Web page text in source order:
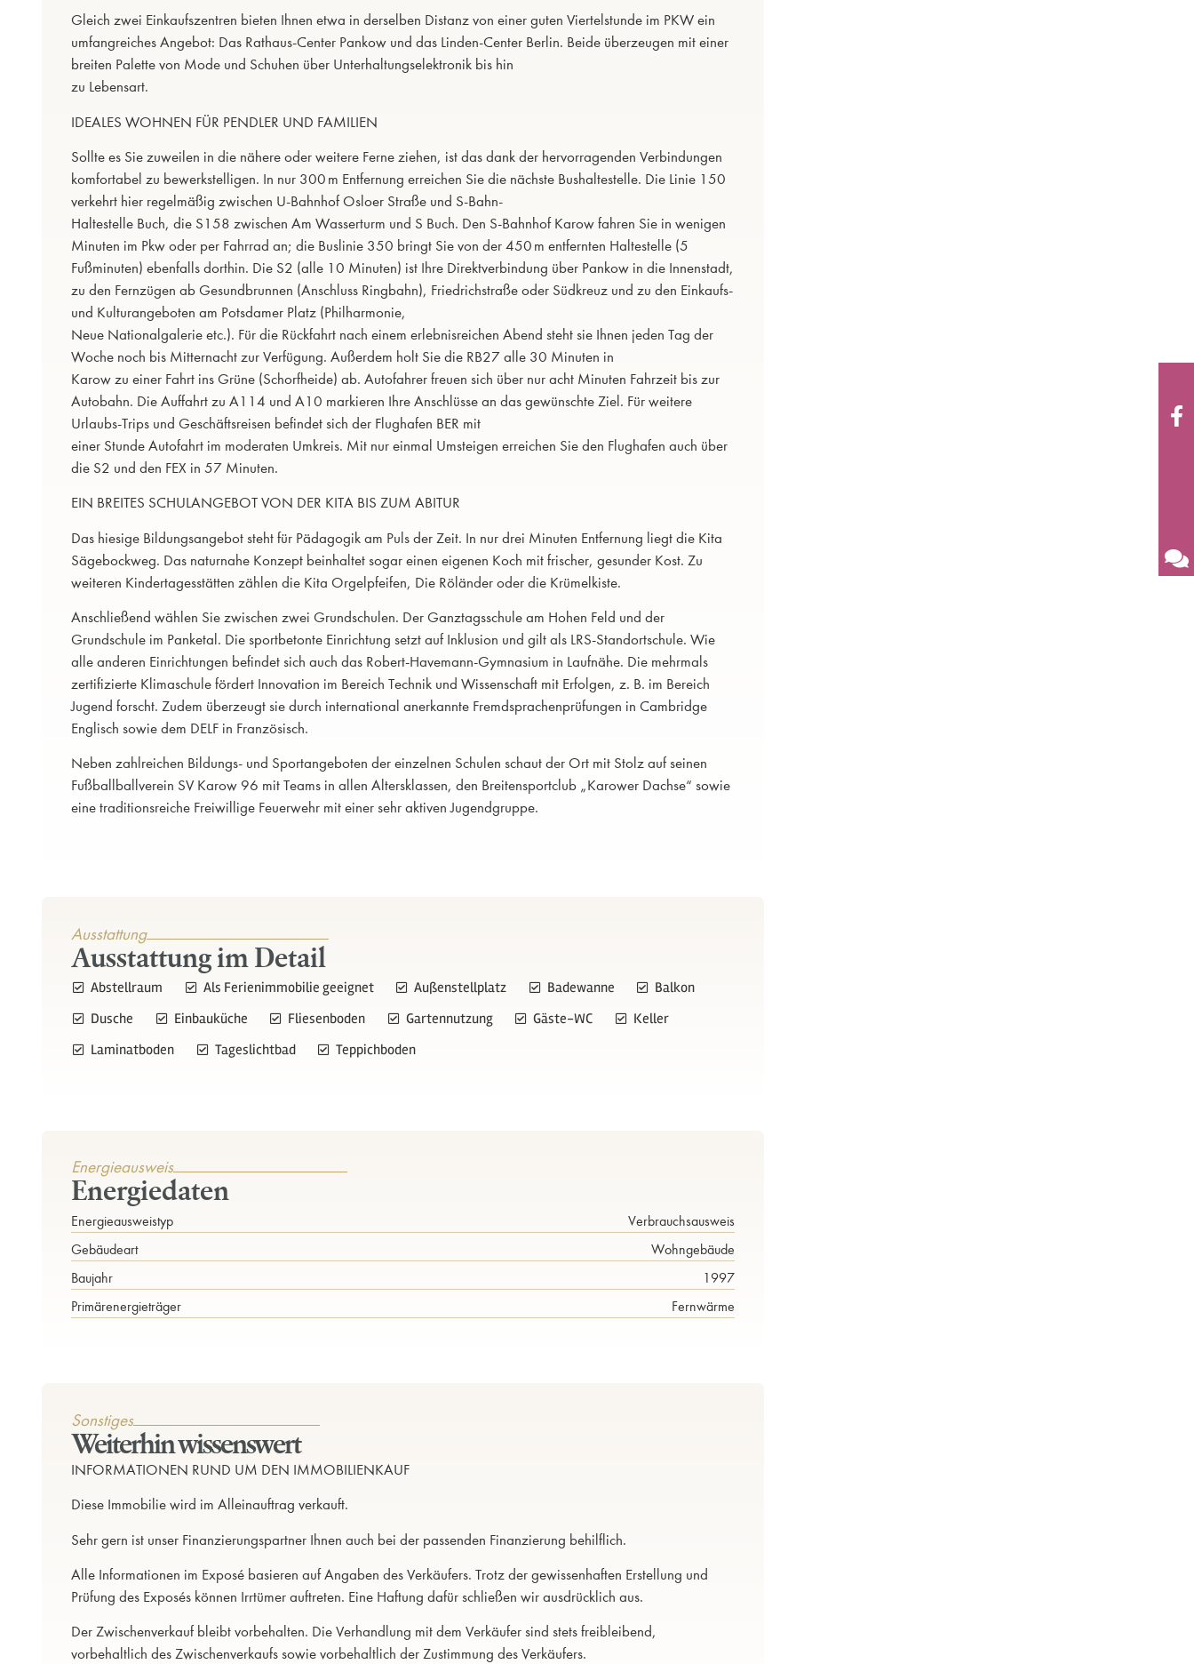
Gleich zwei Einkaufszentren bieten Ihnen etwa in derselben Distanz von einer guten Viertelstunde im PKW ein
umfangreiches Angebot: Das Rathaus-Center Pankow und das Linden-Center Berlin. Beide überzeugen mit einer
breiten Palette von Mode und Schuhen über Unterhaltungselektronik bis hin
zu Lebensart.
IDEALES WOHNEN FÜR PENDLER UND FAMILIEN
Sollte es Sie zuweilen in die nähere oder weitere Ferne ziehen, ist das dank der hervorragenden Verbindungen
komfortabel zu bewerkstelligen. In nur 300 m Entfernung erreichen Sie die nächste Bushaltestelle. Die Linie 150
verkehrt hier regelmäßig zwischen U-Bahnhof Osloer Straße und S-Bahn-
Haltestelle Buch, die S158 zwischen Am Wasserturm und S Buch. Den S-Bahnhof Karow fahren Sie in wenigen
Minuten im Pkw oder per Fahrrad an; die Buslinie 350 bringt Sie von der 450 m entfernten Haltestelle (5
Fußminuten) ebenfalls dorthin. Die S2 (alle 10 Minuten) ist Ihre Direktverbindung über Pankow in die Innenstadt,
zu den Fernzügen ab Gesundbrunnen (Anschluss Ringbahn), Friedrichstraße oder Südkreuz und zu den Einkaufs-
und Kulturangeboten am Potsdamer Platz (Philharmonie,
Neue Nationalgalerie etc.). Für die Rückfahrt nach einem erlebnisreichen Abend steht sie Ihnen jeden Tag der
Woche noch bis Mitternacht zur Verfügung. Außerdem holt Sie die RB27 alle 30 Minuten in
Karow zu einer Fahrt ins Grüne (Schorfheide) ab. Autofahrer freuen sich über nur acht Minuten Fahrzeit bis zur
Autobahn. Die Auffahrt zu A114 und A10 markieren Ihre Anschlüsse an das gewünschte Ziel. Für weitere
Urlaubs-Trips und Geschäftsreisen befindet sich der Flughafen BER mit
einer Stunde Autofahrt im moderaten Umkreis. Mit nur einmal Umsteigen erreichen Sie den Flughafen auch über
die S2 und den FEX in 57 Minuten.
EIN BREITES SCHULANGEBOT VON DER KITA BIS ZUM ABITUR
Das hiesige Bildungsangebot steht für Pädagogik am Puls der Zeit. In nur drei Minuten Entfernung liegt die Kita
Sägebockweg. Das naturnahe Konzept beinhaltet sogar einen eigenen Koch mit frischer, gesunder Kost. Zu
weiteren Kindertagesstätten zählen die Kita Orgelpfeifen, Die Röländer oder die Krümelkiste.
Anschließend wählen Sie zwischen zwei Grundschulen. Der Ganztagsschule am Hohen Feld und der
Grundschule im Panketal. Die sportbetonte Einrichtung setzt auf Inklusion und gilt als LRS-Standortschule. Wie
alle anderen Einrichtungen befindet sich auch das Robert-Havemann-Gymnasium in Laufnähe. Die mehrmals
zertifizierte Klimaschule fördert Innovation im Bereich Technik und Wissenschaft mit Erfolgen, z. B. im Bereich
Jugend forscht. Zudem überzeugt sie durch international anerkannte Fremdsprachenprüfungen in Cambridge
Englisch sowie dem DELF in Französisch.
Neben zahlreichen Bildungs- und Sportangeboten der einzelnen Schulen schaut der Ort mit Stolz auf seinen
Fußballballverein SV Karow 96 mit Teams in allen Altersklassen, den Breitensportclub „Karower Dachse“ sowie
eine traditionsreiche Freiwillige Feuerwehr mit einer sehr aktiven Jugendgruppe.
Ausstattung
Ausstattung im Detail
Abstellraum Als Ferienimmobilie geeignet Außenstellplatz Badewanne
Balkon
Dusche
Einbauküche Fliesenboden Gartennutzung Gäste-WC
Keller
Laminatboden
Tageslichtbad Teppichboden
Energieausweis
Energiedaten
Energieausweistyp
Verbrauchs­ausweis
Gebäudeart
Wohngebäude
Baujahr
1997
Primärenergieträger
Fernwärme
Sonstiges
Weiterhin wissenswert
INFORMATIONEN RUND UM DEN IMMOBILIENKAUF
Diese Immobilie wird im Alleinauftrag verkauft.
Sehr gern ist unser Finanzierungspartner Ihnen auch bei der passenden Finanzierung behilflich.
Alle Informationen im Exposé basieren auf Angaben des Verkäufers. Trotz der gewissenhaften Erstellung und
Prüfung des Exposés können Irrtümer auftreten. Eine Haftung dafür schließen wir ausdrücklich aus.
Der Zwischenverkauf bleibt vorbehalten. Die Verhandlung mit dem Verkäufer sind stets freibleibend,
vorbehaltlich des Zwischenverkaufs sowie vorbehaltlich der Zustimmung des Verkäufers.